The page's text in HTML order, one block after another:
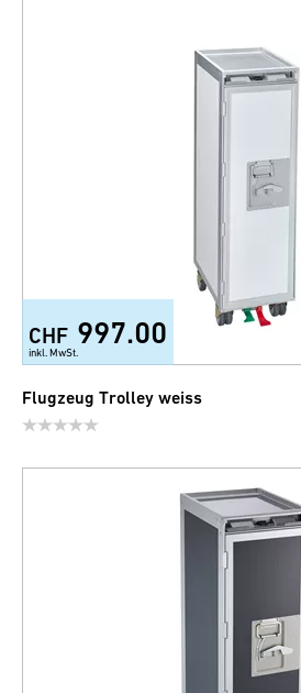
CHF 997.00
inkl. MwSt.
Flugzeug Trolley weiss